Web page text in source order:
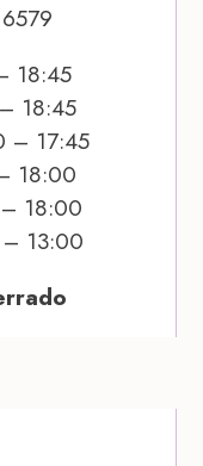
18:45
18:45
– 17:45
18:00
18:00
13:00